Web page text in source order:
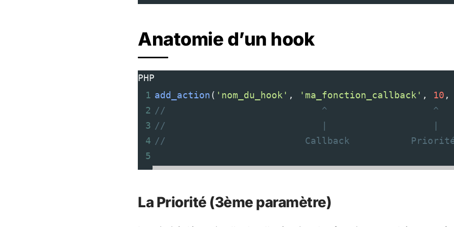
Anatomie d’un hook
PHP
1 add_action( 'nom_du_hook' , 'ma_fonction_callback' , 10 ,
2 //                            ^                   ^
3 //                            |                   |
4 //                         Callback           Priorité
5
La Priorité (3ème paramètre)